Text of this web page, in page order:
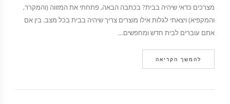
מצרכים כדאי שיהיה בבית? בכתבה הבאה, פתחתי את המזווה (והמקרר,
והמקפיא) ויצאתי לגלות אילו מוצרים צריך שיהיה בבית בכל מצב. בין אם
אתם עוברים לבית חדש ומחפשים…
להמשך הקריאה